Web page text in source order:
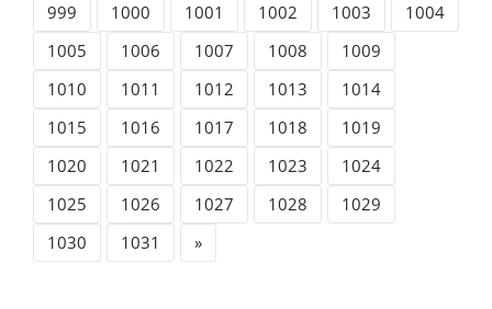
999
1000 1001 1002 1003
1004
1005
1006 1007 1008
1009
1010
1011 1012 1013
1014
1015
1016 1017 1018
1019
1020
1021 1022 1023
1024
1025
1026 1027 1028
1029
1030
1031 »